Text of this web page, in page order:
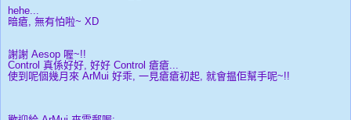
hehe...
暗瘡, 無有怕啦~ XD
謝謝 Aesop 喔~!!
Control 真係好好, 好好 Control 瘡瘡...
使到呢個幾月來 ArMui 好乖, 一見瘡瘡初起, 就會揾佢幫手呢~!!